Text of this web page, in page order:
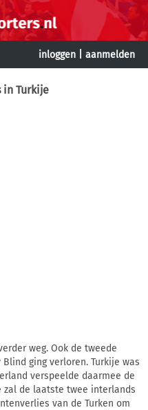
inloggen aanmelden
in Turkije
weg. Ook de tweede
ging verloren. Turkije was
verspeelde daarmee de
zal de laatste twee interlands
van de Turken om